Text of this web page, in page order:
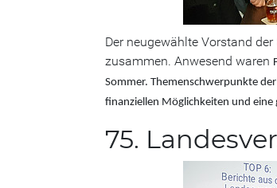
Der neugewählte Vorstand
zusammen. Anwesend waren
Sommer. Themenschwerpunkte
finanziellen Möglichkeiten und
75.